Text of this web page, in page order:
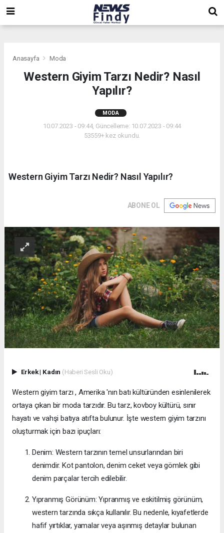
Anasayfa Moda
Western Giyim Tarzı Nedir? Nasıl
Yapılır?
MODA
10.07.2023 - 09:44, Güncelleme: 10.07.2023 - 09:44
53559+ kez okundu.
Western Giyim Tarzı Nedir? Nasıl Yapılır?
ABONE OL
Erkek| Kadın (Haberi Sesli Oku)
Western giyim tarzı , Amerika 'nın batı kültüründen esinlenilerek
ortaya çıkan bir moda tarzıdır. Bu tarz, kovboy kültürü, sınır
hayatı ve vahşi batıya atıfta bulunur. İşte western giyim tarzını
oluşturmak için bazı ipuçları:
Denim: Western tarzının temel unsurlarından biri
denimdir. Kot pantolon, denim ceket veya gömlek gibi
denim parçalar tercih edilebilir.
Yıpranmış Görünüm: Yıpranmış ve eskitilmiş görünüm,
western tarzında sıkça kullanılır. Bu nedenle, kıyafetlerde
hafif yırtıklar, yamalar veya aşınmış detaylar bulunan